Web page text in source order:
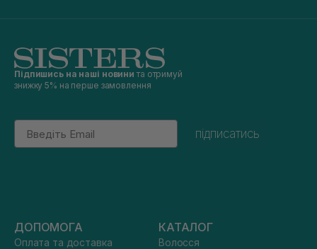
Підпишись на наші новини та отримуй
знижку 5% на перше замовлення
Email
підписатись
ДОПОМОГА
Оплата та доставка
КАТАЛОГ
Волосся